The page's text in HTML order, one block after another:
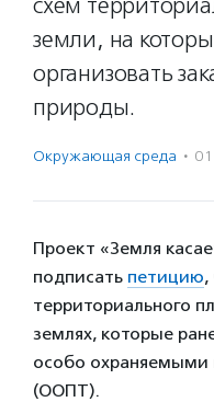
земли, на
организовать
природы.
Окружающая среда ·
Проект «Земля
подписать петицию,
территориального
землях, которые
особо
(ООПТ).